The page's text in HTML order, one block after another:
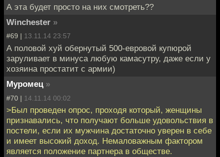
А эта будет просто на них смотреть??
Winchester »
#69 | 13.11.14 23:57
А половой хуй обернутый 500-евровой купюрой
заруливает в минуса любую камасутру, даже если у
хозяина простатит с армии)
Муромец »
#70 | 14.11.14 00:02
>Был проведен опрос, проходя который, женщины
признавались, что получают больше удовольствия в
постели, если их мужчина достаточно уверен в себе
и имеет высокий доход. Немаловажным фактором
является положение партнера в обществе.